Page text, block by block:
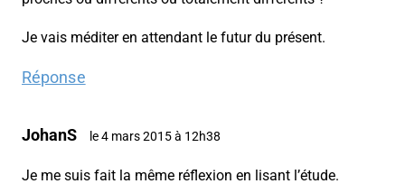
Je vais méditer en attendant le futur du présent.
Réponse
JohanS le 4 mars 2015 à 12h38
Je me suis fait la même réflexion en lisant l’étude.